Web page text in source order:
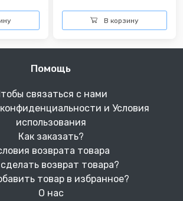
В корзину
Помощь
связаться с нами
и Условия
использования
Как заказать?
возврата товара
возврат товара?
товар в избранное?
О нас